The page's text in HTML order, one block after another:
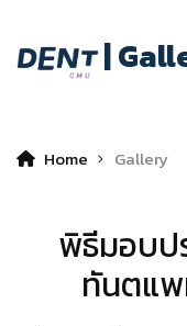
|
Home Gallery
พิธีมอบป
ทันตแพ